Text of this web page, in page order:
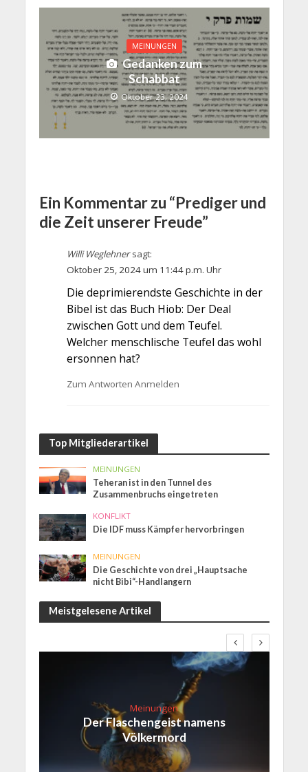
MEINUNGEN
Gedanken zum
Schabbat
Oktober 23, 2024
Ein Kommentar zu “Prediger und
die Zeit unserer Freude”
Willi Weglehner sagt:
Oktober 25, 2024 um 11:44 p.m. Uhr
Die deprimierendste Geschichte in der
Bibel ist das Buch Hiob: Der Deal
zwischen Gott und dem Teufel.
Welcher menschlische Teufel das wohl
ersonnen hat?
Zum Antworten Anmelden
Top Mitgliederartikel
MEINUNGEN
Teheran ist in den Tunnel des
Zusammenbruchs eingetreten
KONFLIKT
Die IDF muss Kämpfer hervorbringen
MEINUNGEN
Die Geschichte von drei „Hauptsache
nicht Bibi“-Handlangern
Meistgelesene Artikel
Meinungen
Der Flaschengeist namens
Völkermord